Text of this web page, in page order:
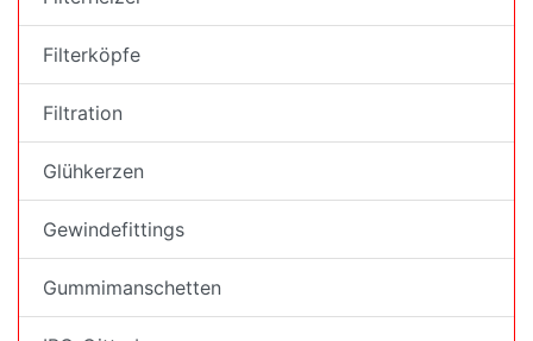
Filterköpfe
Filtration
Glühkerzen
Gewindefittings
Gummimanschetten